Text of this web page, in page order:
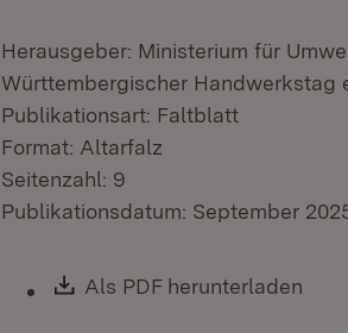
Herausgeber: Ministerium für
Württembergischer Handwerkstag
Publikationsart: Faltblatt
Format: Altarfalz
Seitenzahl: 9
Publikationsdatum: September
Download:
Als PDF herunterladen